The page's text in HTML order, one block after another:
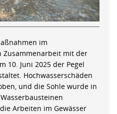
im
Zusammenarbeit mit der
10. Juni 2025 der Pegel
Hochwasserschäden
und die Sohle wurde in
Arbeiten im Gewässer